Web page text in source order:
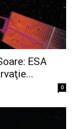
ESA
0